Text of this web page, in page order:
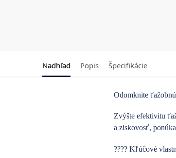
Nadhľad Popis Špecifikácie
Odomknite
Zvýšte efektivitu
a ziskovosť,
???? Kľúčové